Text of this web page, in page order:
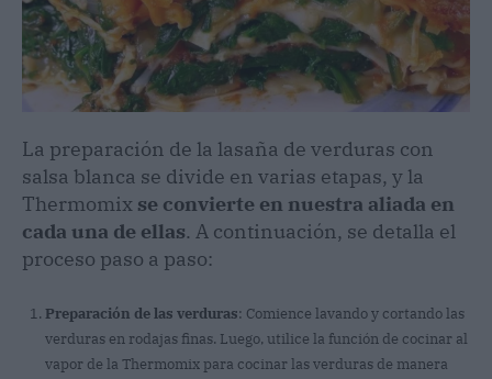
La preparación de la lasaña de verduras con
salsa blanca se divide en varias etapas, y la
Thermomix se convierte en nuestra aliada en
cada una de ellas. A continuación, se detalla el
proceso paso a paso:
Preparación de las verduras: Comience lavando y cortando las
verduras en rodajas finas. Luego, utilice la función de cocinar al
vapor de la Thermomix para cocinar las verduras de manera